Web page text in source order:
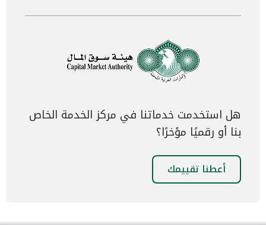
هل استخدمت خدماتنا في مركز الخدمة الخاص
بنا أو رقميًا مؤخرًا؟
أعطنا تقييمك